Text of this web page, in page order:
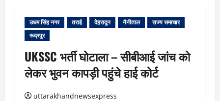
उधम सिंह नगर तराई देहरादून नैनीताल
राज्य समाचार
रूद्रपुर
UKSSC भर्ती घोटाला – सीबीआई जांच को
लेकर भुवन कापड़ी पहुंचे हाई कोर्ट
uttarakhandnewsexpress